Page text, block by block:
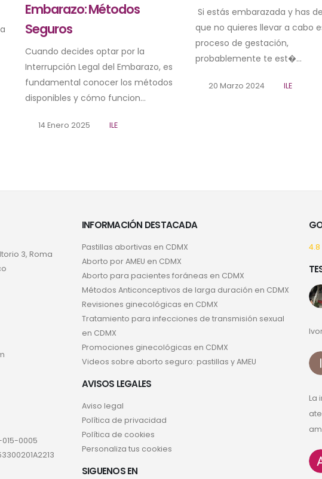
Embarazo: Métodos
Seguros
Cuando decides optar por la
Interrupción Legal del Embarazo, es
fundamental conocer los métodos
disponibles y cómo funcion...
14 Enero 2025 ILE
Si estás embarazada y has
que no quieres llevar a cabo
proceso de gestación,
probablemente te est�...
20 Marzo 2024 ILE
3, Roma
015-0005
INFORMACIÓN DESTACADA
Pastillas abortivas en CDMX
Aborto por AMEU en CDMX
Aborto para pacientes foráneas en CDMX
Métodos Anticonceptivos de larga duración en CDMX
Revisiones ginecológicas en CDMX
Tratamiento para infecciones de transmisión sexual
en CDMX
Promociones ginecológicas en CDMX
Videos sobre aborto seguro: pastillas y AMEU
AVISOS LEGALES
Aviso legal
Política de privacidad
Política de cookies
Personaliza tus cookies
SIGUENOS EN
4.8
La